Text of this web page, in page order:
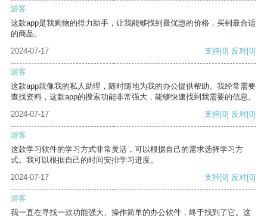
游客
这款app是我购物的得力助手，让我能够找到最优惠的价格，买到最合适
的商品。
2024-07-17
支持[0] 反对[0]
游客
这款app就像我的私人助理，随时随地为我的办公提供帮助。我经常需要
查找资料，这款app的搜索功能非常强大，能够快速找到我需要的信息。
2024-07-17
支持[0] 反对[0]
游客
这款学习软件的学习方式非常灵活，可以根据自己的需求选择学习方
式。我可以根据自己的时间安排学习进度。
2024-07-17
支持[0] 反对[0]
游客
我一直在寻找一款功能强大、操作简单的办公软件，终于找到了它。这